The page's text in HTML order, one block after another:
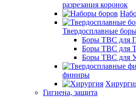
разрезания коронок
Твердосплавные
Боры ТВС для
Боры ТВС для
Боры ТВС для
финиры
Гигиена, защита